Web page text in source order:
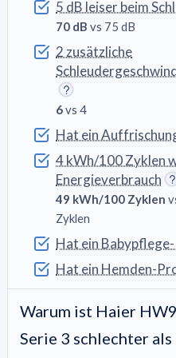
5 dB leiser beim
70 dB vs 75 dB
2 zusätzliche
6vs 4
Hat ein
4 kWh/100 Zyklen
Energieverbrauch
49 kWh/100 Zyklen
Zyklen
Hat ein
Hat ein Hemden-
Warum ist Haier
Serie 3 schlechter